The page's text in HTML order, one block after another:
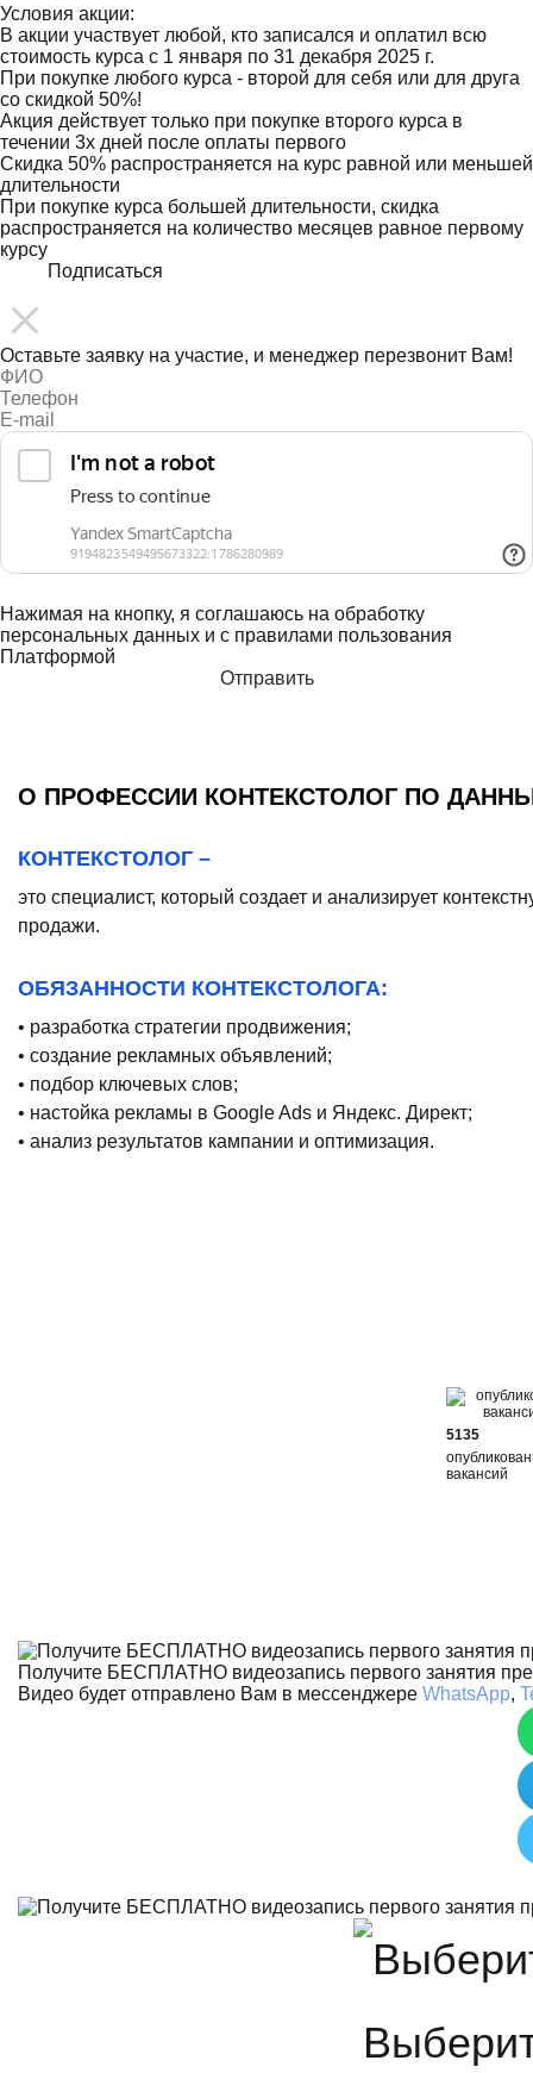
Условия акции:
В акции участвует любой, кто записался и оплатил всю
стоимость курса с 1 января по 31 декабря 2025 г.
При покупке любого курса - второй для себя или для друга
со скидкой 50%!
Акция действует только при покупке второго курса в
течении 3х дней после оплаты первого
Скидка 50% распространяется на курс равной или меньшей
длительности
При покупке курса большей длительности, скидка
распространяется на количество месяцев равное первому
курсу
Подписаться
Оставьте заявку на участие, и менеджер перезвонит Вам!
Нажимая на кнопку, я соглашаюсь на обработку
персональных данных и с правилами пользования
Платформой
О ПРОФЕССИИ КОНТЕКСТОЛОГ ПО ДАННЫМ
КОНТЕКСТОЛОГ –
это специалист, который создает и анализирует
продажи.
ОБЯЗАННОСТИ КОНТЕКСТОЛОГА:
• разработка стратегии продвижения;
• создание рекламных объявлений;
• подбор ключевых слов;
• настойка рекламы в Google Ads и Яндекс. Директ;
• анализ результатов кампании и оптимизация.
5135
вакансий
Получите БЕСПЛАТНО видеозапись первого занятия
Видео будет отправлено Вам в мессенджере WhatsApp,